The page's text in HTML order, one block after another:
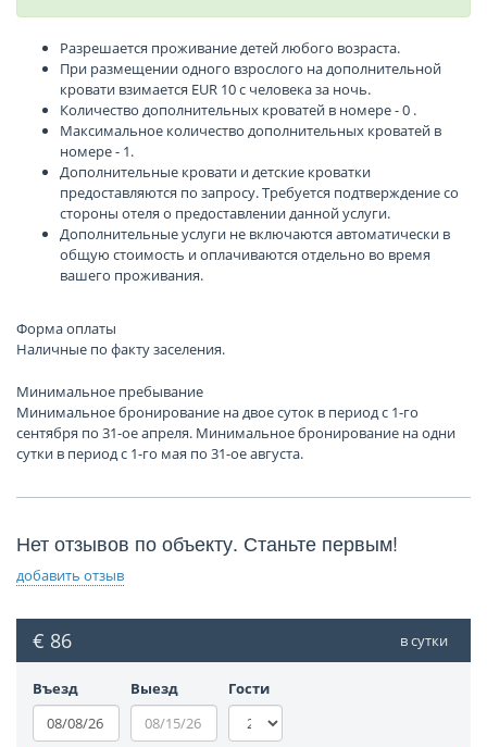
Разрешается проживание детей любого возраста.
При размещении одного взрослого на дополнительной
кровати взимается EUR 10 с человека за ночь.
Количество дополнительных кроватей в номере - 0 .
Максимальное количество дополнительных кроватей в
номере - 1.
Дополнительные кровати и детские кроватки
предоставляются по запросу. Требуется подтверждение со
стороны отеля о предоставлении данной услуги.
Дополнительные услуги не включаются автоматически в
общую стоимость и оплачиваются отдельно во время
вашего проживания.
Форма оплаты
Наличные по факту заселения.
Минимальное пребывание
Минимальное бронирование на двое суток в период с 1-го
сентября по 31-ое апреля. Минимальное бронирование на одни
сутки в период с 1-го мая по 31-ое августа.
Нет отзывов по объекту. Станьте первым!
добавить отзыв
€ 86 в сутки
Въезд Выезд Гости